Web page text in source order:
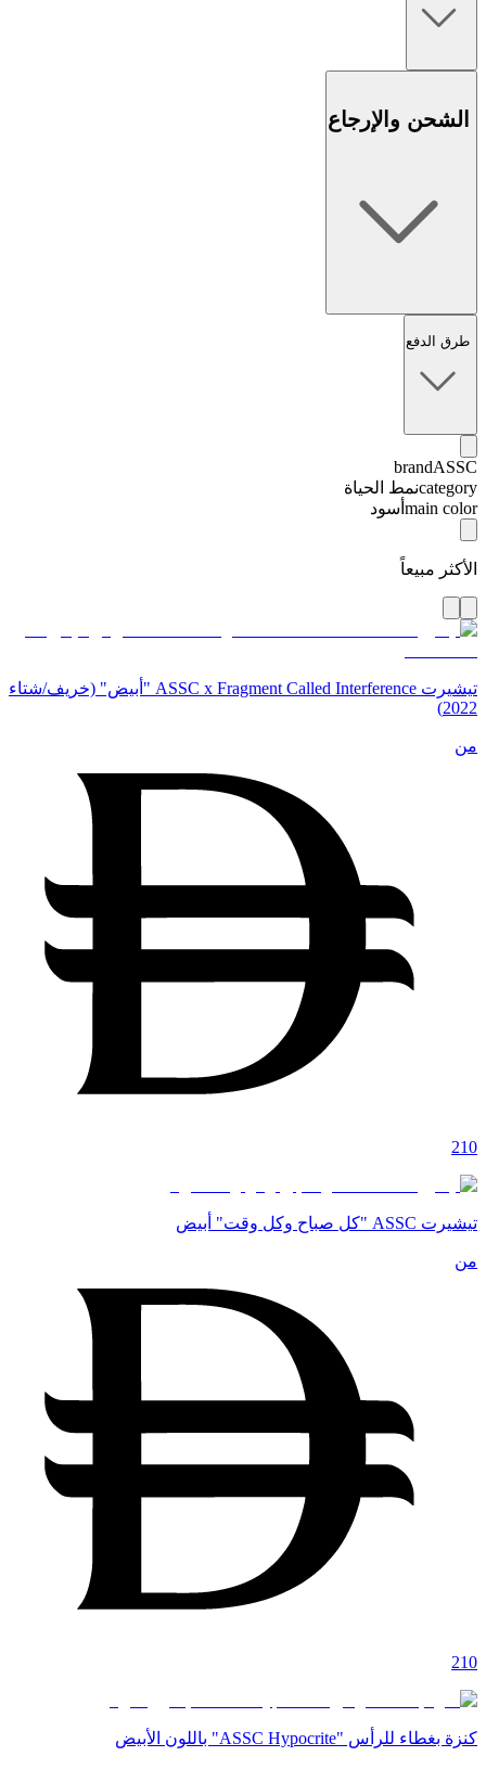
الشحن والإرجاع
طرق الدفع
brandASSC
categoryنمط الحياة
main color أسود
الأكثر مبيعاً
تيشيرت ASSC x Fragment Called Interference "أبيض" (خريف/شتاء
2022)
من
210
تيشيرت ASSC "كل صباح وكل وقت" أبيض
من
210
كنزة بغطاء للرأس "ASSC Hypocrite" باللون الأبيض